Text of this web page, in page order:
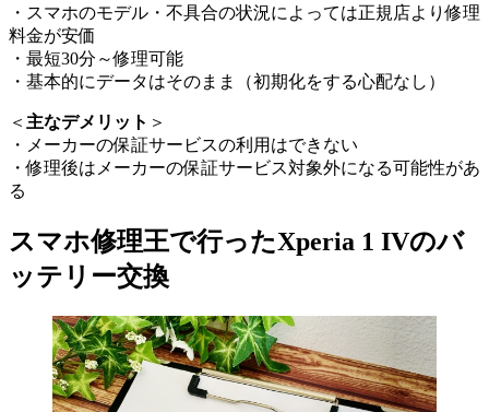
・スマホのモデル・不具合の状況によっては正規店より修理
料金が安価
・最短30分～修理可能
・基本的にデータはそのまま（初期化をする心配なし）
＜ 主なデメリット ＞
・メーカーの保証サービスの利用はできない
・修理後はメーカーの保証サービス対象外になる可能性があ
る
スマホ修理王で行ったXperia 1 IVのバ
ッテリー交換